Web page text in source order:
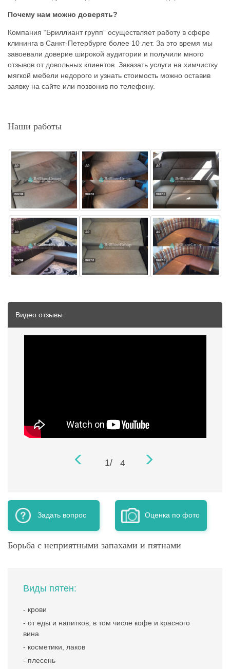
Почему нам можно доверять?
Компания “Бриллиант групп” осуществляет работу в сфере
клининга в Санкт-Петербурге более 10 лет. За это время мы
завоевали доверие широкой аудитории и получили много
отзывов от довольных клиентов. Заказать услуги на химчистку
мягкой мебели недорого и узнать стоимость можно оставив
заявку на сайте или позвонив по телефону.
Наши работы
Видео отзывы
Задать вопрос Оценка по фото
Борьба с неприятными запахами и пятнами
Виды пятен:
- крови
- от еды и напитков, в том числе кофе и красного
вина
- косметики, лаков
- плесень